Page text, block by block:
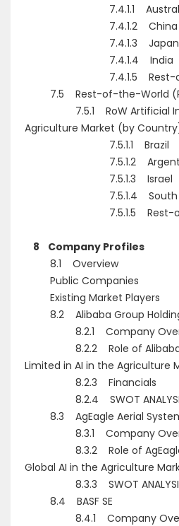
7.4.1.1
7.4.1.2 China
7.4.1.3 Japan
7.4.1.4 India
7.4.1.5 Rest-of-
7.5 Rest-of-the-World
7.5.1 RoW Artificial
Agriculture Market (by
7.5.1.1 Brazil
7.5.1.2
7.5.1.3 Israel
7.5.1.4 South
7.5.1.5 Rest-of-
8 Company Profiles
8.1 Overview
Public Companies
Existing Market Players
8.2 Alibaba Group
8.2.1 Company
8.2.2 Role of Alibaba
Limited in AI in the Agriculture
8.2.3 Financials
8.2.4 SWOT
8.3 AgEagle Aerial
8.3.1 Company
8.3.2 Role of AgEagle
Global AI in the Agriculture
8.3.3 SWOT
8.4 BASF SE
8.4.1 Company